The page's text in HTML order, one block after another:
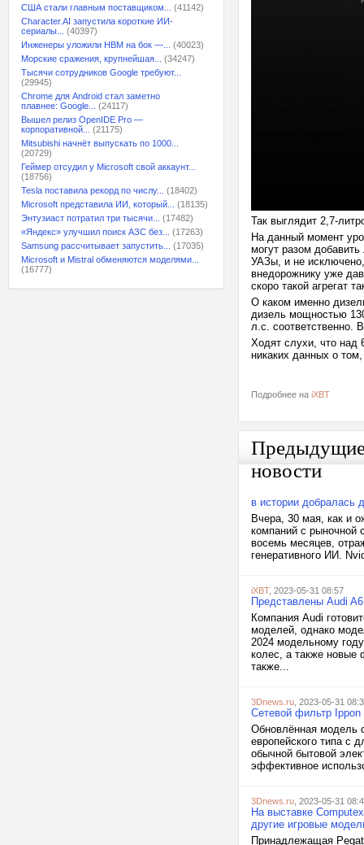
США стали главным поставщиком...
(41142)
Character.AI запустила короткие ИИ-
сериалы...
(40397)
Инженеры уложили HBM на бок —...
(40023)
Морские сражения, крупнейшая...
(34247)
Тысячи сотрудников Google требуют...
(29945)
Chrome для Android стал заметно
плавнее: Google...
(24117)
Вышел релиз OpenIDE Pro —
корпоративной...
(21175)
Mitsubishi начнёт выпускать по 1000...
(20729)
Геймер отсудил у Microsoft свой аккаунт...
(18756)
Tesla поставила рекорд по числу...
(18402)
Microsoft представила ИИ, который...
(18135)
Энтузиаст потратил три тысячи...
(17482)
«Яндекс» улучшил поиск АЗС без...
(17263)
Samsung рассчитывает запустить...
(17035)
Microsoft и Mistral обменяются моделями...
(16777)
Так выглядит 2,7-
На данный момент
могут разом
УАЗы, и не
внедорожнику уже
скоро такой агрегат
О каком именно
дизель мощностью
л.с. соответственно.
Ходят слухи, что над
никаких данных о
Подробнее на iXBT
новости
в истории добралась
Вчера, 30 мая, как и
компаний с рыночной
восемь месяцев,
генеративного ИИ.
iXBT, 2023-05-31 08:57
Представлены Audi
Компания Audi
моделей, однако
2024 модельному
колес, а также новые
также...
3Dnews.ru , 2023-05-31
Сетевой фильтр Ippon
Обновлённая модель
европейского типа с
обычной бытовой
эффективное
3Dnews.ru , 2023-05-31
На выставке
другие игровые
Принадлежащая